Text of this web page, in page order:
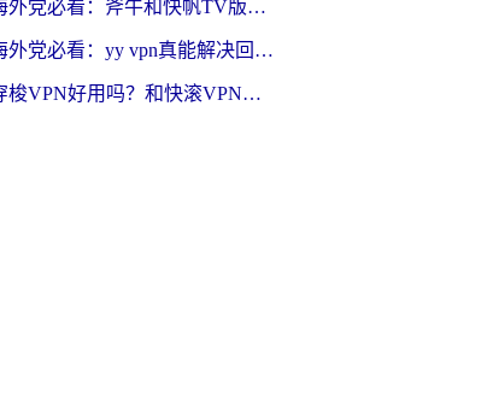
海外党必看：斧牛和快帆TV版哪个好？3分钟选对回国加速器，无缝刷B站、追热剧
海外党必看：yy vpn真能解决回国访问难题？附云极initap测评+免费方案对比
穿梭VPN好用吗？和快滚VPN对比哪个回国效果更好？海外党选回国加速器必看指南